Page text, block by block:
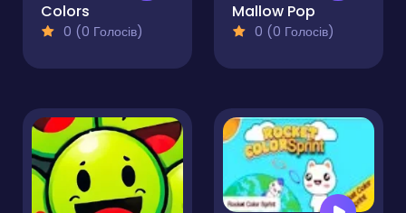
Colors
0 (0 Голосів)
Mallow Pop
0 (0 Голосів)